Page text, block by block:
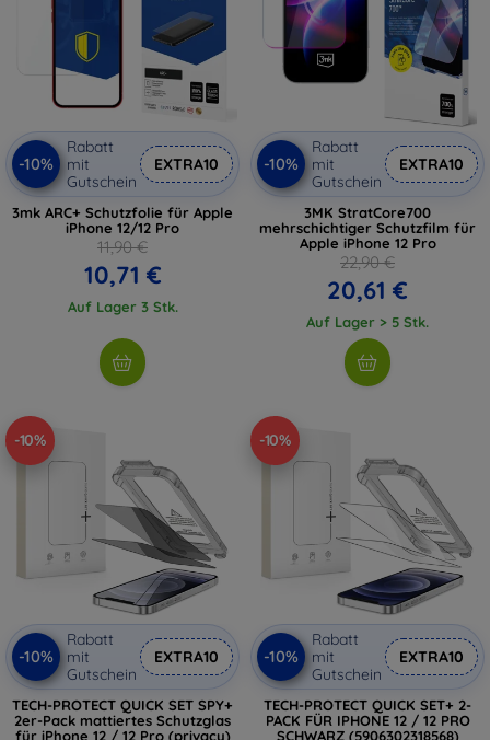
-10%
Rabatt
mit
Gutschein
EXTRA10
3mk ARC+ Schutzfolie für Apple
iPhone 12/12 Pro
11,90 €
10,71 €
Auf Lager 3 Stk.
-10%
Rabatt
mit
Gutschein
EXTRA10
3MK StratCore700
mehrschichtiger Schutzfilm für
Apple iPhone 12 Pro
22,90 €
20,61 €
Auf Lager > 5 Stk.
-10%
-10%
Rabatt
mit
Gutschein
EXTRA10
TECH-PROTECT QUICK SET SPY+
2er-Pack mattiertes Schutzglas
für iPhone 12 / 12 Pro (privacy)
-10%
-10%
Rabatt
mit
Gutschein
EXTRA10
TECH-PROTECT QUICK SET+ 2-
PACK FÜR IPHONE 12 / 12 PRO
SCHWARZ (5906302318568)